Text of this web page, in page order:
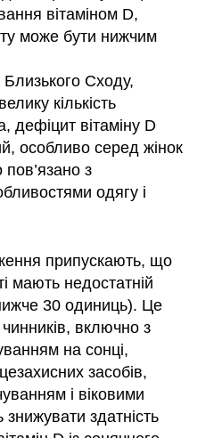
вітаміном D,
може бути нижчим
Близького Сходу,
кількість
дефіцит вітаміну D
особливо серед жінок
пов’язано з
одягу і
припускають, що
мають недостатній
30 одиниць). Це
включно з
на сонці,
засобів,
і віковими
здатність